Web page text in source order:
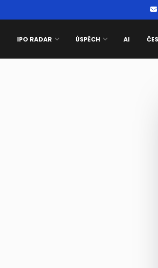
IPO RADAR ÚSPĚCH AI